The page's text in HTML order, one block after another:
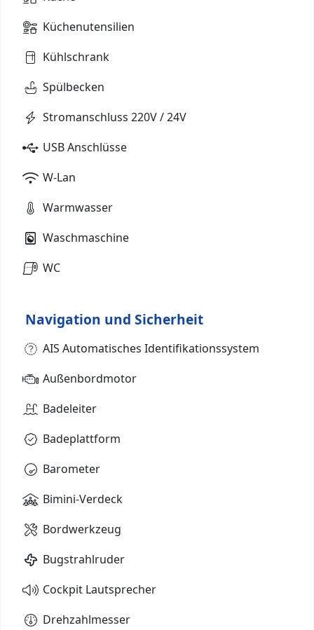
Küchenutensilien
Kühlschrank
Spülbecken
Stromanschluss 220V / 24V
USB Anschlüsse
W-Lan
Warmwasser
Waschmaschine
WC
Navigation und Sicherheit
AIS Automatisches Identifikationssystem
Außenbordmotor
Badeleiter
Badeplattform
Barometer
Bimini-Verdeck
Bordwerkzeug
Bugstrahlruder
Cockpit Lautsprecher
Drehzahlmesser